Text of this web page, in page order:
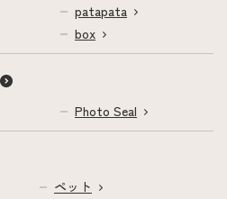
patapata
box
Photo Seal
ペット